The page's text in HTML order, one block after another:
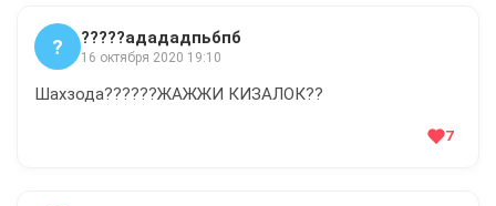
? ?????адададпьбпб
16 октября 2020 19:10
Шахзода??????ЖАЖЖИ КИЗАЛОК??
7